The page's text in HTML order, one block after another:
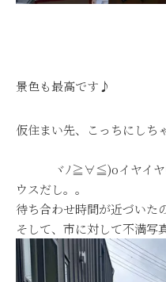
景色も最高です♪
仮住まい先、こっちにしち
ヾﾉ≧∀≦)oイヤイヤ!
ウスだし。。
待ち合わせ時間が近づいた
そして、市に対して不満写